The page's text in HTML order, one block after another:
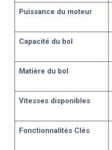
Puissance du moteur
Capacité du bol
Matière du bol
Vitesses disponibles
Fonctionnalités Clés